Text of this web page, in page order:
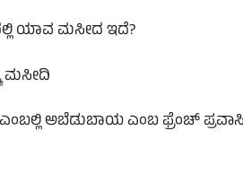
ಯಾವ ಮಸೀದ ಇದೆ?
ಮಸೀದಿ
ಅಬೆಡುಬಾಯ ಎಂಬ ಫ್ರೆಂಚ್